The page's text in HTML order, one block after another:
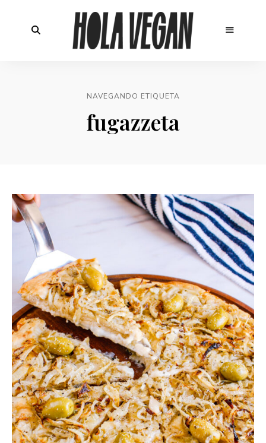
NAVEGANDO ETIQUETA
fugazzeta